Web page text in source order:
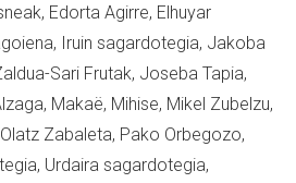
Edorta Agirre, Elhuyar
Iruin sagardotegia, Jakoba
Sari Frutak, Joseba Tapia,
Makaë, Mihise, Mikel Zubelzu,
Zabaleta, Pako Orbegozo,
Urdaira sagardotegia,